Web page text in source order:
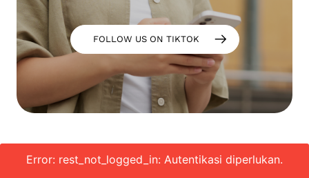
FOLLOW US ON TIKTOK
Error: rest_not_logged_in: Autentikasi diperlukan.